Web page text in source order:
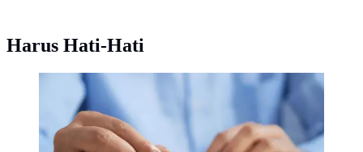
Harus Hati-Hati
Ilustrasi atur keuangan (Foto: Unsplash Towfiqu
Barbhuiya)